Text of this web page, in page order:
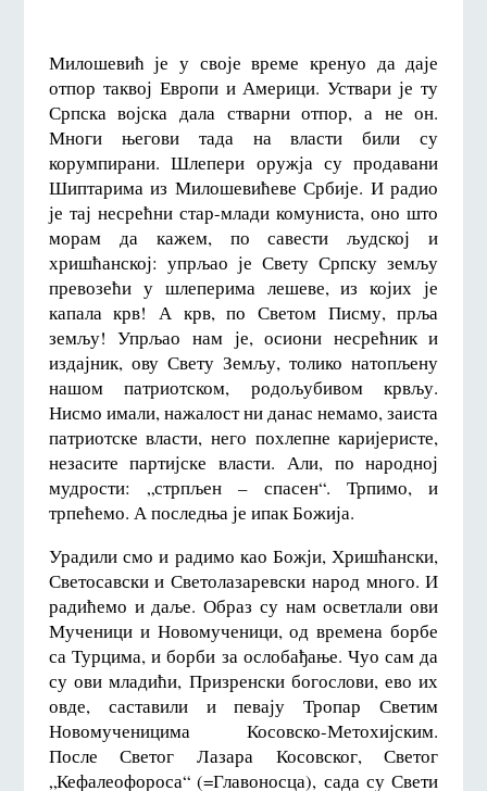
Милошевић је у своје време кренуо да даје
отпор таквој Европи и Америци. Уствари је ту
Српска војска дала стварни отпор, а не он.
Многи његови тада на власти били су
корумпирани. Шлепери оружја су продавани
Шиптарима из Милошевићеве Србије. И радио
је тај несрећни стар-млади комуниста, оно што
морам да кажем, по савести људској и
хришћанској: упрљао је Свету Српску земљу
превозећи у шлеперима лешеве, из којих је
капала крв! А крв, по Светом Писму, прља
земљу! Упрљао нам је, осиони несрећник и
издајник, ову Свету Земљу, толико натопљену
нашом патриотском, родољубивом крвљу.
Нисмо имали, нажалост ни данас немамо, заиста
патриотске власти, него похлепне каријеристе,
незасите партијске власти. Али, по народној
мудрости: „стрпљен – спасен“. Трпимо, и
трпећемо. А последња је ипак Божија.
Урадили смо и радимо као Божји, Хришћански,
Светосавски и Светолазаревски народ много. И
радићемо и даље. Образ су нам осветлали ови
Мученици и Новомученици, од времена борбе
са Турцима, и борби за ослобађање. Чуо сам да
су ови младићи, Призренски богослови, ево их
овде, саставили и певају Тропар Светим
Новомученицима Косовско-Метохијским.
После Светог Лазара Косовског, Светог
„Кефалеофороса“ (=Главоносца), сада су Свети